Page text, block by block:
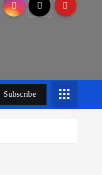
Subscribe